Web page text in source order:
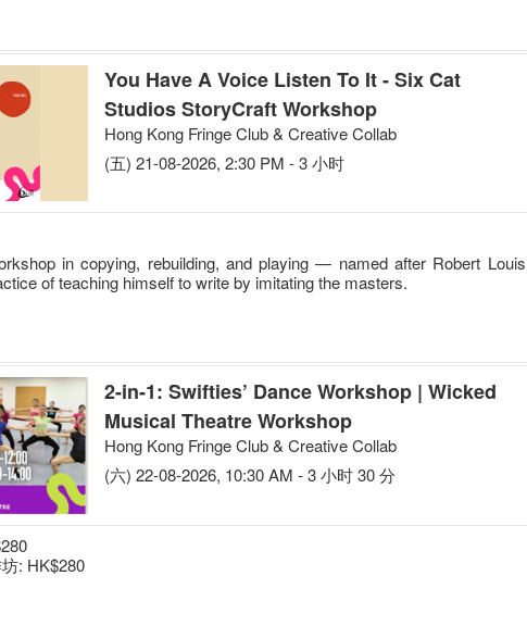
You Have A Voice Listen To It - Six Cat
Studios StoryCraft Workshop
Hong Kong Fringe Club & Creative Collab
(五) 21-08-2026, 2:30 PM - 3 小时
in copying, rebuilding, and playing — named after Robert Louis
of teaching himself to write by imitating the masters.
2-in-1: Swifties’ Dance Workshop | Wicked
Musical Theatre Workshop
Hong Kong Fringe Club & Creative Collab
(六) 22-08-2026, 10:30 AM - 3 小时 30 分
: HK$280